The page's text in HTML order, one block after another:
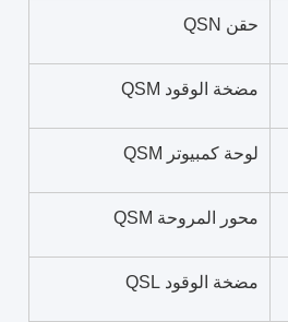
حقن QSN
مضخة الوقود QSM
لوحة كمبيوتر QSM
محور المروحة QSM
مضخة الوقود QSL